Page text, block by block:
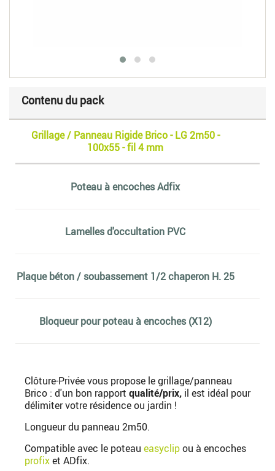
Contenu du pack
Grillage / Panneau Rigide Brico - LG 2m50 -
100x55 - fil 4 mm
Poteau à encoches Adfix
Lamelles d'occultation PVC
Plaque béton / soubassement 1/2 chaperon H. 25
Bloqueur pour poteau à encoches (X12)
Clôture-Privée vous propose le grillage/panneau
Brico : d'un bon rapport qualité/prix, il est idéal pour
délimiter votre résidence ou jardin !
Longueur du panneau 2m50.
Compatible avec le poteau easyclipou à encoches
profixet ADfix.